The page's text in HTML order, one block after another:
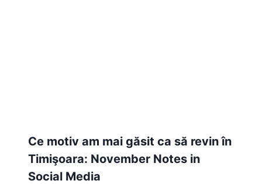
Ce motiv am mai găsit ca să revin în
Timişoara: November Notes in
Social Media